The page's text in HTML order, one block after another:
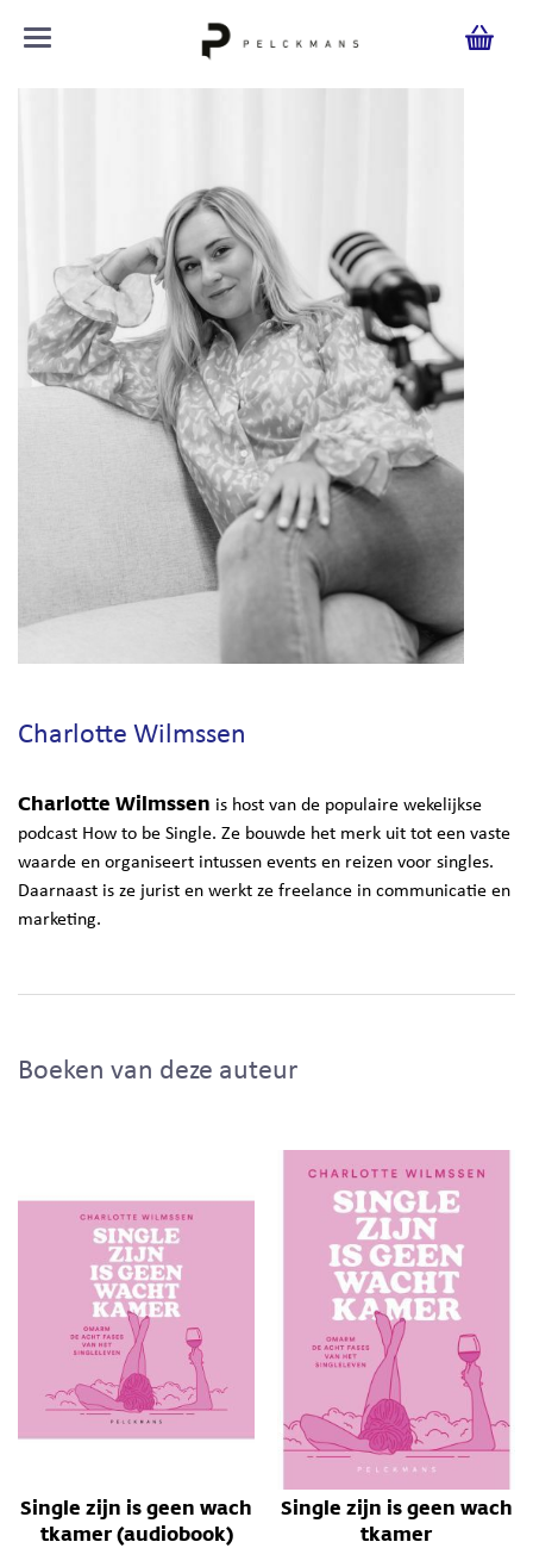
Charlotte Wilmssen
Charlotte Wilmssen is host van de populaire wekelijkse
podcast How to be Single. Ze bouwde het merk uit tot een vaste
waarde en organiseert intussen events en reizen voor singles.
Daarnaast is ze jurist en werkt ze freelance in communicatie en
marketing.
Boeken van deze auteur
Single zijn is geen wach
tkamer (audiobook)
Single zijn is geen wach
tkamer